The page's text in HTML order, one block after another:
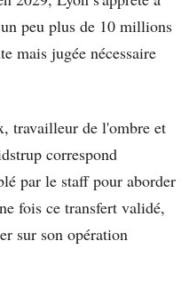
peu plus de 10 millions
mais jugée nécessaire
travailleur de l'ombre et
correspond
par le staff pour aborder
fois ce transfert validé,
sur son opération